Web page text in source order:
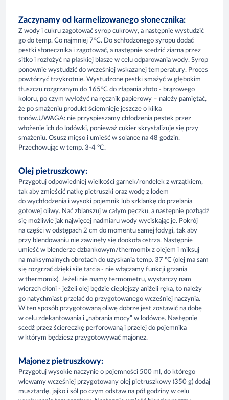
Zaczynamy od karmelizowanego słonecznika:
Z wody i cukru zagotować syrop cukrowy, a następnie wystudzić
go do temp. Co najmniej 7°C. Do schłodzonego syropu dodać
pestki słonecznika i zagotować, a następnie scedzić ziarna przez
sitko i rozłożyć na płaskiej blasze w celu odparowania wody. Syrop
ponownie wystudzić do wcześniej wskazanej temperatury. Proces
powtórzyć trzykrotnie. Wystudzone pestki smażyć w głębokim
tłuszczu rozgrzanym do 165°C do złapania złoto - brązowego
koloru, po czym wyłożyć na ręcznik papierowy – należy pamiętać,
że po smażeniu produkt ściemnieje jeszcze o kilka
tonów.UWAGA: nie przyspieszamy chłodzenia pestek przez
włożenie ich do lodówki, ponieważ cukier skrystalizuje się przy
smażeniu. Osusz mięso i umieść w solance na 48 godzin.
Przechowując w temp. 3-4 °C.
Olej pietruszkowy:
Przygotuj odpowiedniej wielkości garnek/rondelek z wrzątkiem,
tak aby zmieścić natkę pietruszki oraz wodę z lodem
do wychłodzenia i wysoki pojemnik lub szklankę do przelania
gotowej oliwy. Nać zblanszuj w całym pęczku, a następnie pozbądź
się możliwie jak najwięcej nadmiaru wody wyciskając je. Pokrój
na części w odstępach 2 cm do momentu samej łodygi, tak aby
przy blendowaniu nie zawinęły się dookoła ostrza. Następnie
umieść w blenderze dzbankowym/thermomix z olejem i miksuj
na maksymalnych obrotach do uzyskania temp. 37 °C (olej ma sam
się rozgrzać dzięki sile tarcia - nie włączamy funkcji grzania
w thermomix). Jeżeli nie mamy termometru, wystarczy nam
wierzch dłoni - jeżeli olej będzie cieplejszy aniżeli ręka, to należy
go natychmiast przelać do przygotowanego wcześniej naczynia.
W ten sposób przygotowaną oliwę dobrze jest zostawić na dobę
w celu zdekantowania i „nabrania mocy” w lodówce. Następnie
scedź przez ściereczkę perforowaną i przelej do pojemnika
w którym będziesz przygotowywać majonez.
Majonez pietruszkowy:
Przygotuj wysokie naczynie o pojemności 500 ml, do którego
wlewamy wcześniej przygotowany olej pietruszkowy (350 g) dodaj
musztardę, jajko i sól po czym odstaw na pół godziny w celu